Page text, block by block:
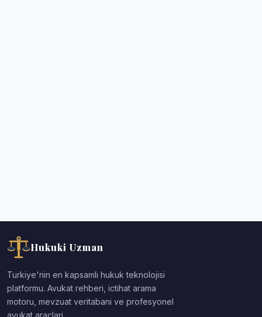
Hukuki Uzman
Turkiye'nin en kapsamli hukuk teknolojisi
platformu. Avukat rehberi, ictihat arama
motoru, mevzuat veritabani ve profesyonel
avukat araclari.